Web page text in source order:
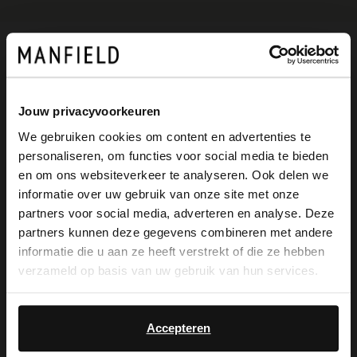
Jouw privacyvoorkeuren
We gebruiken cookies om content en advertenties te
personaliseren, om functies voor social media te bieden
en om ons websiteverkeer te analyseren. Ook delen we
informatie over uw gebruik van onze site met onze
partners voor social media, adverteren en analyse. Deze
partners kunnen deze gegevens combineren met andere
informatie die u aan ze heeft verstrekt of die ze hebben
verzameld op basis van uw gebruik van hun services.
Accepteren
Omschrijving
Manfield. De loafers hebben een gestikte
ronde neus. We adviseren als verzorging
en bescherming de Natural Trendspray.
Alles over dit product
×
View this website in English?
It looks like your language isn't Dutch. Would
you like to switch to English?
English